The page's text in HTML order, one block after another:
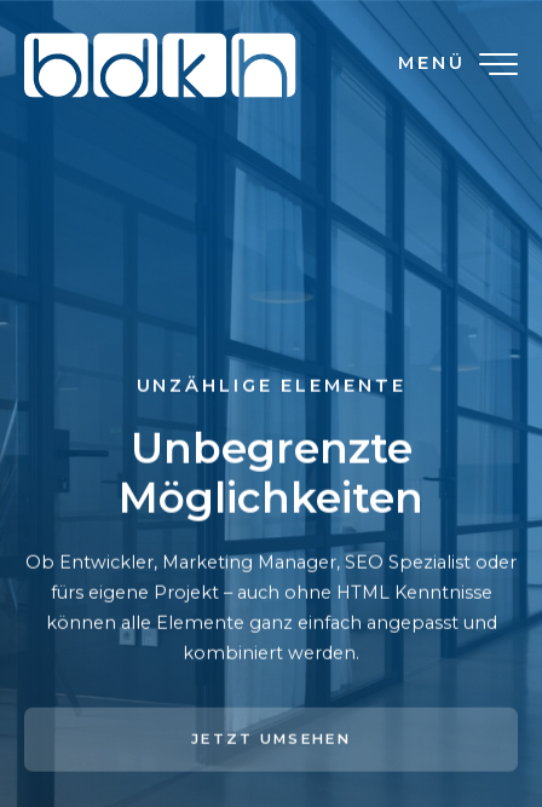
MENÜ
UNZÄHLIGE ELEMENTE
Unbegrenzte
Möglichkeiten
Ob Entwickler, Marketing Manager, SEO Spezialist oder
fürs eigene Projekt – auch ohne HTML Kenntnisse
können alle Elemente ganz einfach angepasst und
kombiniert werden.
JETZT UMSEHEN